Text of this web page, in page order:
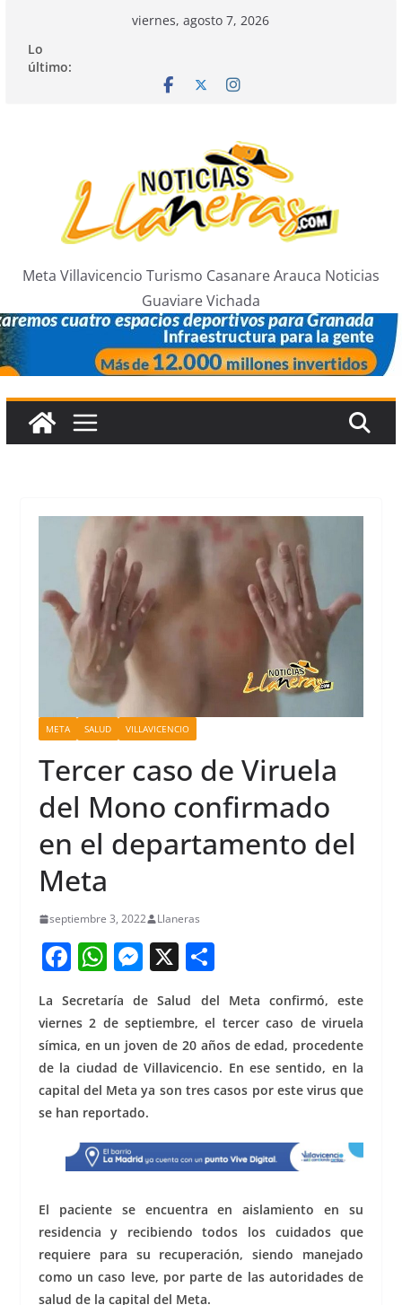
contenido
viernes, agosto 7, 2026
Lo
último:
Meta Villavicencio Turismo Casanare Arauca Noticias
Guaviare Vichada
META SALUD VILLAVICENCIO
Tercer caso de Viruela
del Mono confirmado
en el departamento del
Meta
septiembre 3, 2022 Llaneras
F
c
e
b
o
o
k
W
h
at
s
A
p
p
M
ss
e
n
g
er
X S
h
ar
e
La Secretaría de Salud del Meta confirmó, este
viernes 2 de septiembre, el tercer caso de viruela
símica, en un joven de 20 años de edad, procedente
de la ciudad de Villavicencio. En ese sentido, en la
capital del Meta ya son tres casos por este virus que
se han reportado.
El paciente se encuentra en aislamiento en su
residencia y recibiendo todos los cuidados que
requiere para su recuperación, siendo manejado
como un caso leve, por parte de las autoridades de
salud de la capital del Meta.